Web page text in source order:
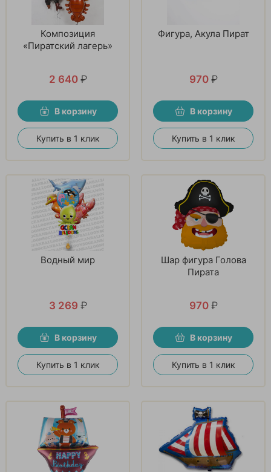
Композиция
«Пиратский лагерь»
2 640 ₽
В корзину
Купить в 1 клик
Фигура, Акула Пират
970 ₽
В корзину
Купить в 1 клик
Водный мир
3 269 ₽
В корзину
Купить в 1 клик
Шар фигура Голова
Пирата
970 ₽
В корзину
Купить в 1 клик